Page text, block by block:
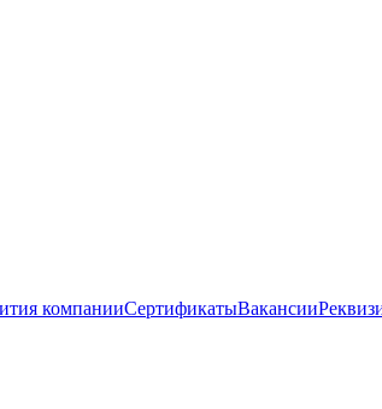
компанииСертификатыВакансии